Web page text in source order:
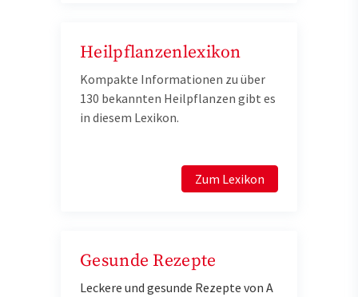
Heilpflanzenlexikon
Kompakte Informationen zu über
130 bekannten Heilpflanzen gibt es
in diesem Lexikon.
Zum Lexikon
Gesunde Rezepte
Leckere und gesunde Rezepte von A